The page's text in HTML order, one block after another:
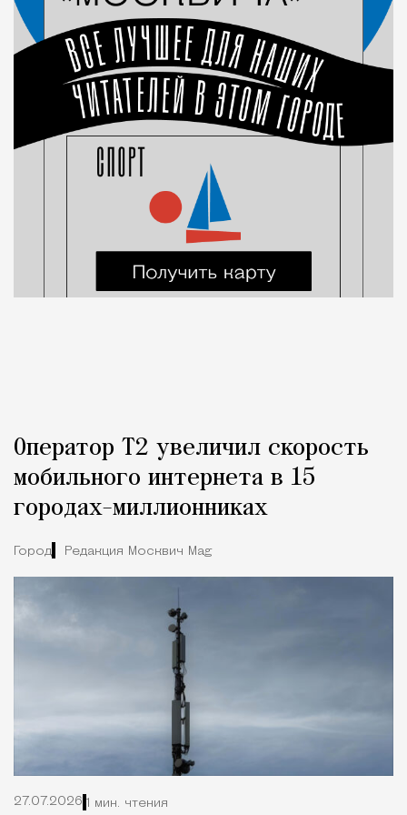
Оператор Т2 увеличил скорость
мобильного интернета в 15
городах-миллионниках
Город Редакция Москвич Mag
27.07.2026 1 мин. чтения